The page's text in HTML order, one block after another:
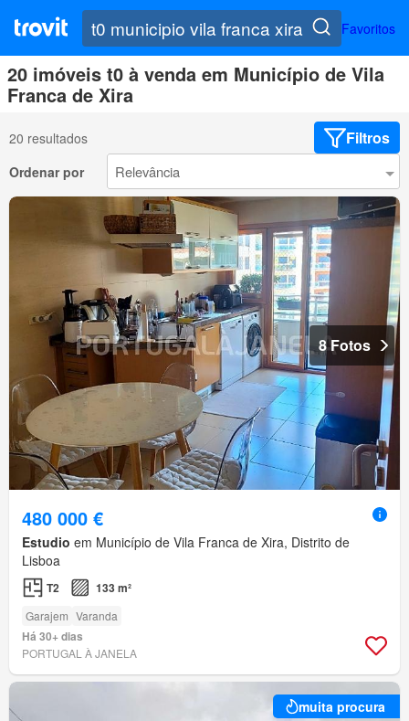
Favoritos
20 imóveis t0 à venda em Município de Vila
Franca de Xira
20 resultados Filtros
Ordenar por
8 Fotos
480 000 €
Estudio em Município de Vila Franca de Xira, Distrito de
Lisboa
T2 133 m²
Garajem Varanda
Há 30+ dias
PORTUGAL À JANELA
muita procura